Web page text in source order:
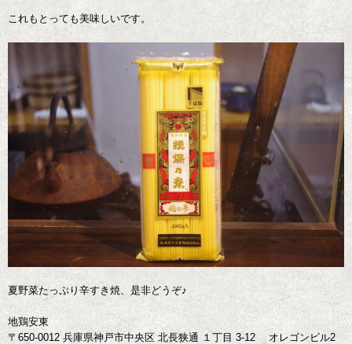
これもとっても美味しいです。
夏野菜たっぷり辛すき焼、是非どうぞ♪
地鶏安東
〒650-0012 兵庫県神戸市中央区 北長狭通 １丁目 3-12 オレゴンビル2